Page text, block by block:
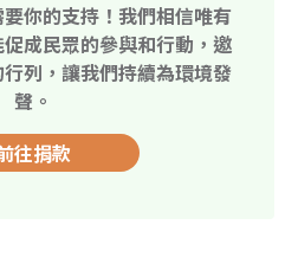
要你的支持！我們相信唯有
成民眾的參與和行動，邀
列，讓我們持續為環境發
聲。
往捐款